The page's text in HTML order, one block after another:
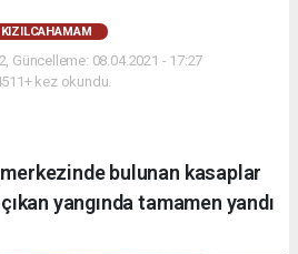
KIZILCAHAMAM
Güncelleme: 08.04.2021 - 17:27
kez okundu.
merkezinde bulunan kasaplar
yangında tamamen yandı